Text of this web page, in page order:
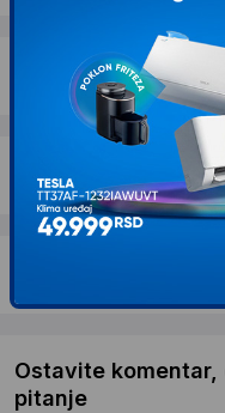
Dostava i povrat
Garancija
Ostavite
pitanje